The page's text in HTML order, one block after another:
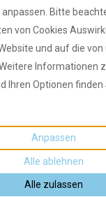
0160 - 94 66
Seebad
Rechte
Powered by
Bitte
von Cookies
und auf die
Informationen
Ihren Optionen finden
Anpassen
Alle ablehnen
Alle zulassen